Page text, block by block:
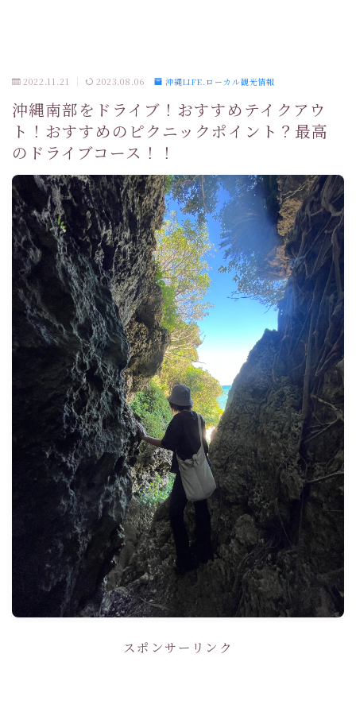
2022.11.21 2023.08.06 沖縄LIFE.ローカル観光情報
沖縄南部をドライブ！おすすめテイクアウ
ト！おすすめのピクニックポイント？最高
のドライブコース！！
スポンサーリンク